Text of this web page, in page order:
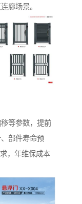
廊场景。
等参数，提前
部件寿命预
，年维保成本